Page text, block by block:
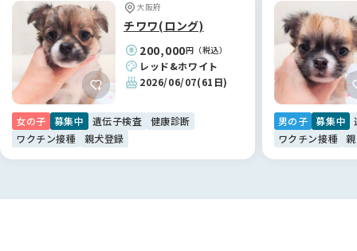
大阪府
チワワ(ロング)
200,000円（税込）
レッド&ホワイト
2026/06/07(61日)
女の子 募集中 遺伝子検査
健康診断
ワクチン接種
親犬登録
男の子 募集中
ワクチン接種